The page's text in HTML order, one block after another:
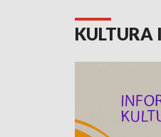
KULTURA